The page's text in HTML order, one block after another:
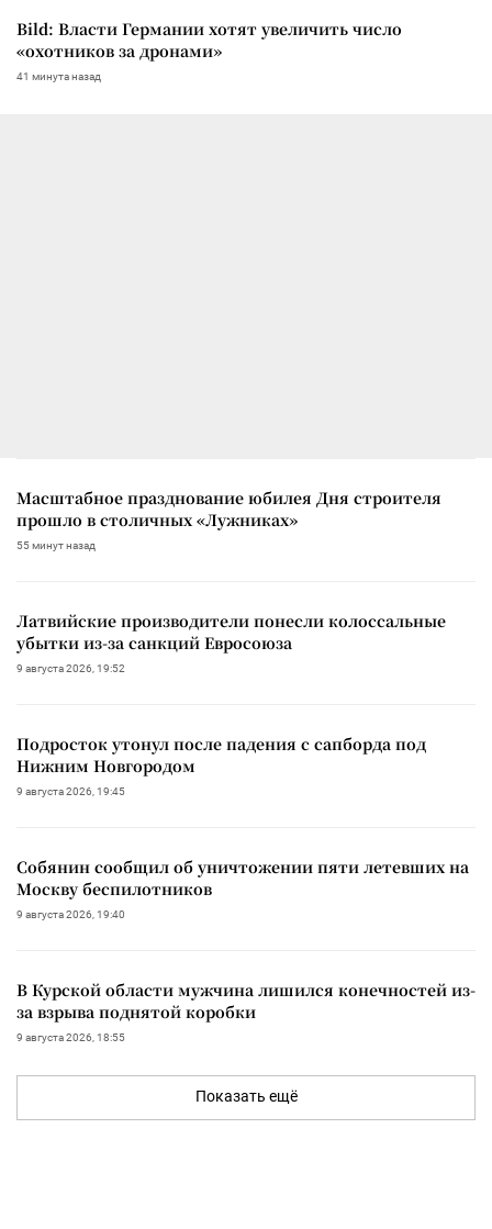
Bild: Власти Германии хотят увеличить число
«охотников за дронами»
41 минута назад
Масштабное празднование юбилея Дня строителя
прошло в столичных «Лужниках»
55 минут назад
Латвийские производители понесли колоссальные
убытки из-за санкций Евросоюза
9 августа 2026, 19:52
Подросток утонул после падения с сапборда под
Нижним Новгородом
9 августа 2026, 19:45
Собянин сообщил об уничтожении пяти летевших на
Москву беспилотников
9 августа 2026, 19:40
В Курской области мужчина лишился конечностей из-
за взрыва поднятой коробки
9 августа 2026, 18:55
Показать ещё